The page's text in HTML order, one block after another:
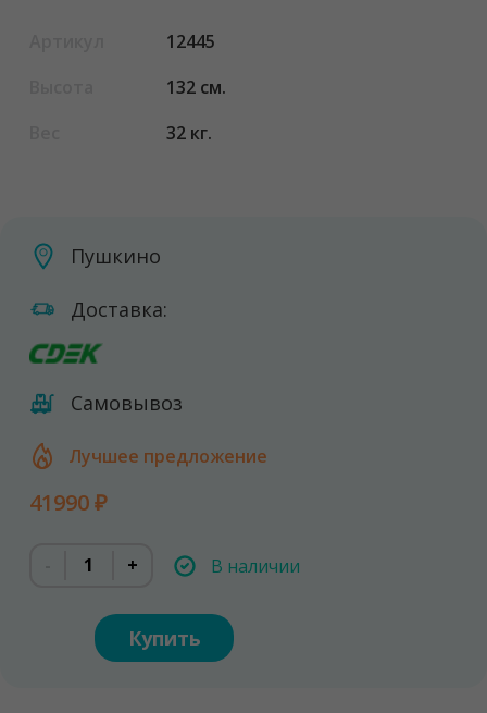
12445
132 см.
32 кг.
Пушкино
Доставка:
Самовывоз
Лучшее предложение
41990 ₽
+ В наличии
Купить